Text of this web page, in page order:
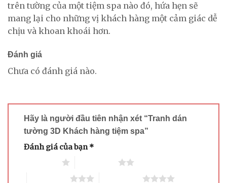
trên tường của một tiệm spa nào đó, hứa hẹn sẽ
mang lại cho những vị khách hàng một cảm giác dễ
chịu và khoan khoái hơn.
Đánh giá
Chưa có đánh giá nào.
Hãy là người đầu tiên nhận xét “Tranh dán
tường 3D Khách hàng tiệm spa”
Đánh giá của bạn*